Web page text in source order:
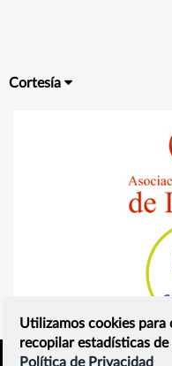
Cortesía
Utilizamos cookies
recopilar estadísticas
Política de Privacidad